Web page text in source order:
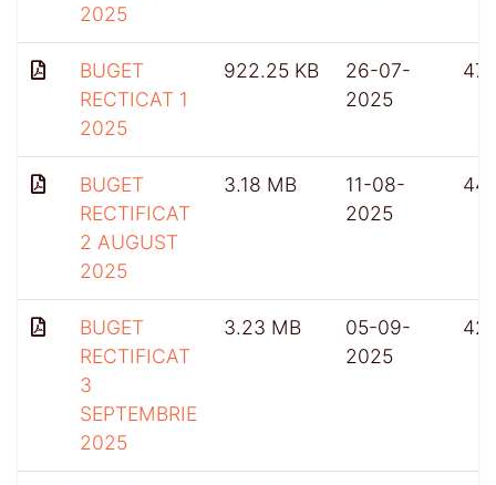
2025
BUGET
RECTICAT 1
2025
922.25 KB
26-07-
2025
477
BUGET
RECTIFICAT
2 AUGUST
2025
3.18 MB
11-08-
2025
BUGET
RECTIFICAT
3
SEPTEMBRIE
2025
3.23 MB
05-09-
2025